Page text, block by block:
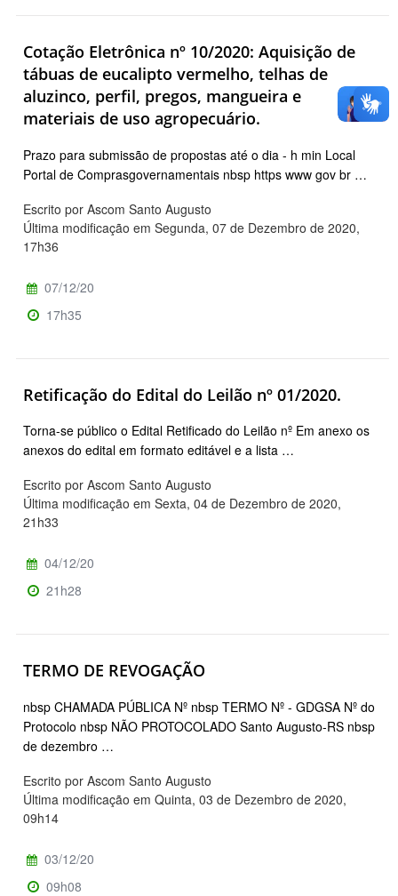
Cotação Eletrônica nº 10/2020: Aquisição de
tábuas de eucalipto vermelho, telhas de
aluzinco, perfil, pregos, mangueira e
materiais de uso agropecuário.
Prazo para submissão de propostas até o dia - h min Local
Portal de Comprasgovernamentais nbsp https www gov br …
Escrito por Ascom Santo Augusto
Última modificação em Segunda, 07 de Dezembro de 2020,
17h36
07/12/20
17h35
Retificação do Edital do Leilão nº 01/2020.
Torna-se público o Edital Retificado do Leilão nº Em anexo os
anexos do edital em formato editável e a lista …
Escrito por Ascom Santo Augusto
Última modificação em Sexta, 04 de Dezembro de 2020,
21h33
04/12/20
21h28
TERMO DE REVOGAÇÃO
nbsp CHAMADA PÚBLICA Nº nbsp TERMO Nº - GDGSA Nº do
Protocolo nbsp NÃO PROTOCOLADO Santo Augusto-RS nbsp
de dezembro …
Escrito por Ascom Santo Augusto
Última modificação em Quinta, 03 de Dezembro de 2020,
09h14
03/12/20
09h08